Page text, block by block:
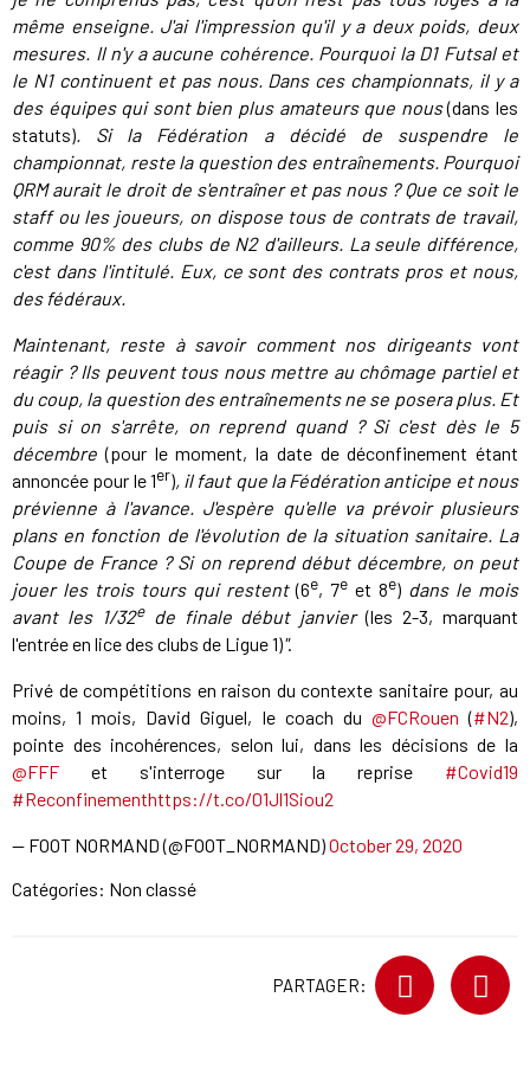
même enseigne. J'ai l'impression qu'il y a deux poids, deux
mesures. Il n'y a aucune cohérence. Pourquoi la D1 Futsal et
le N1 continuent et pas nous. Dans ces championnats, il y a
des équipes qui sont bien plus amateurs que nous(dans les
statuts). Si la Fédération a décidé de suspendre le
championnat, reste la question des entraînements. Pourquoi
QRM aurait le droit de s'entraîner et pas nous ? Que ce soit le
staff ou les joueurs, on dispose tous de contrats de travail,
comme 90% des clubs de N2 d'ailleurs. La seule différence,
c'est dans l'intitulé. Eux, ce sont des contrats pros et nous,
des fédéraux.
Maintenant, reste à savoir comment nos dirigeants vont
réagir ? Ils peuvent tous nous mettre au chômage partiel et
du coup, la question des entraînements ne se posera plus. Et
puis si on s'arrête, on reprend quand ? Si c'est dès le 5
décembre(pour le moment, la date de déconfinement étant
annoncée pour le 1er), il faut que la Fédération anticipe et nous
prévienne à l'avance. J'espère qu'elle va prévoir plusieurs
plans en fonction de l'évolution de la situation sanitaire. La
Coupe de France ? Si on reprend début décembre, on peut
jouer les trois tours qui restent(6e, 7e et 8e) dans le mois
avant les 1/32ede finale début janvier(les 2-3, marquant
l'entrée en lice des clubs de Ligue 1)".
Privé de compétitions en raison du contexte sanitaire pour, au
moins, 1 mois, David Giguel, le coach du @FCRouen (#N2),
pointe des incohérences, selon lui, dans les décisions de la
@FFF et s'interroge sur la reprise #Covid19
#Reconfinementhttps://t.co/01Jl1Siou2
— FOOT NORMAND (@FOOT_NORMAND)October 29, 2020
Catégories: Non classé
PARTAGER: